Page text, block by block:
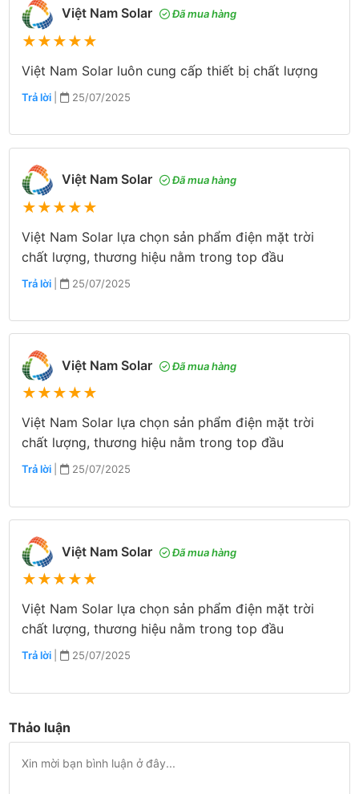
Việt Nam Solar Đã mua hàng
★★★★★
Việt Nam Solar luôn cung cấp thiết bị chất lượng
Trả lời | 25/07/2025
Việt Nam Solar Đã mua hàng
★★★★★
Việt Nam Solar lựa chọn sản phẩm điện mặt trời
chất lượng, thương hiệu nằm trong top đầu
Trả lời | 25/07/2025
Việt Nam Solar Đã mua hàng
★★★★★
Việt Nam Solar lựa chọn sản phẩm điện mặt trời
chất lượng, thương hiệu nằm trong top đầu
Trả lời | 25/07/2025
Việt Nam Solar Đã mua hàng
★★★★★
Việt Nam Solar lựa chọn sản phẩm điện mặt trời
chất lượng, thương hiệu nằm trong top đầu
Trả lời | 25/07/2025
Thảo luận